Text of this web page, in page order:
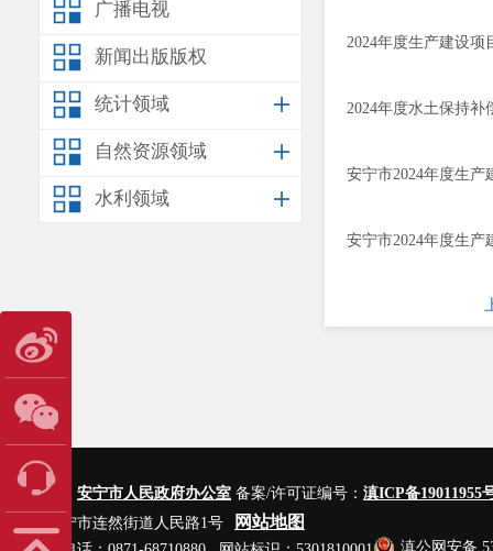
广播电视
新闻出版版权
统计领域
自然资源领域
水利领域
2024年度生产建设项
2024年度水土保持补
安宁市2024年度生
安宁市2024年度生
主办单位： 安宁市人民政府办公室 备案/许可证编号： 滇ICP备19011955
地址：安宁市连然街道人民路1号
网站地图
滇公网安备